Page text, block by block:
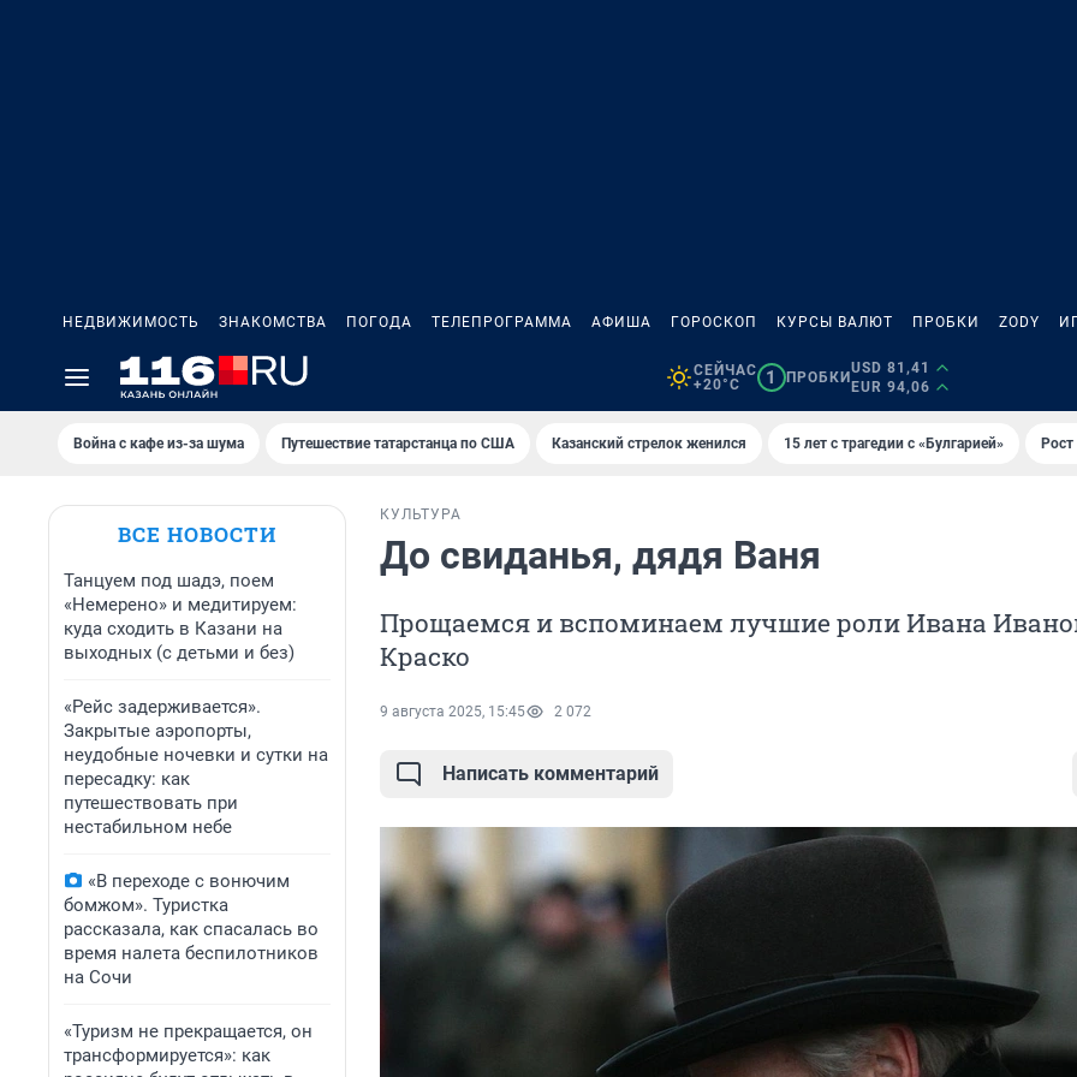
НЕДВИЖИМОСТЬ ЗНАКОМСТВА ПОГОДА ТЕЛЕПРОГРАММА АФИША ГОРОСКОП КУРСЫ ВАЛЮТ ПРОБКИ ZODY
СЕЙЧАС
+20°C
1 ПРОБКИ
USD 81,41
EUR 94,06
Война с кафе из-за шума Путешествие татарстанца по США Казанский стрелок женился 15 лет с трагедии с «Булгарией»
ВСЕ НОВОСТИ
Танцуем под шадэ, поем
«Немерено» и медитируем:
куда сходить в Казани на
выходных (с детьми и без)
«Рейс задерживается».
Закрытые аэропорты,
неудобные ночевки и сутки на
пересадку: как
путешествовать при
нестабильном небе
«В переходе с вонючим
бомжом». Туристка
рассказала, как спасалась во
время налета беспилотников
на Сочи
«Туризм не прекращается, он
трансформируется»: как
КУЛЬТУРА
До свиданья, дядя Ваня
Прощаемся и вспоминаем лучшие роли Ивана
Краско
9 августа 2025, 15:45 2 072
Написать комментарий